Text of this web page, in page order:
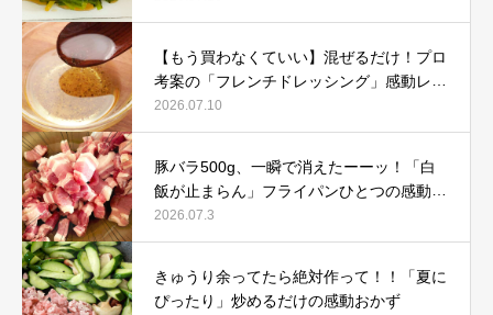
【もう買わなくていい】混ぜるだけ！プロ
考案の「フレンチドレッシング」感動レシ
ピ
2026.07.10
豚バラ500g、一瞬で消えたーーッ！「白
飯が止まらん」フライパンひとつの感動レ
シピ
2026.07.3
きゅうり余ってたら絶対作って！！「夏に
ぴったり」炒めるだけの感動おかず